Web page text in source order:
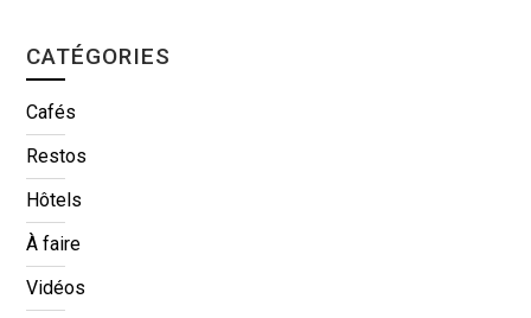
CATÉGORIES
Cafés
Restos
Hôtels
À faire
Vidéos